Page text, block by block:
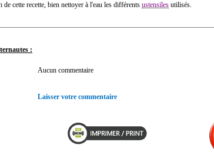
cette recette, bien nettoyer à l'eau les différents ustensiles utilisés.
:
Aucun commentaire
Laisser votre commentaire